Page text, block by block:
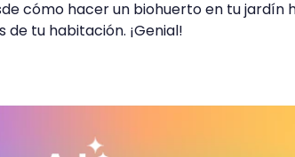
cómo hacer un biohuerto en tu jardín
tu habitación. ¡Genial!